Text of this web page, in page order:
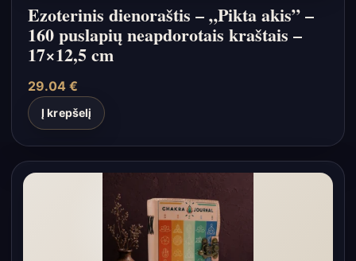
Ezoterinis dienoraštis – „Pikta akis” –
160 puslapių neapdorotais kraštais –
17×12,5 cm
29.04 €
Į krepšelį